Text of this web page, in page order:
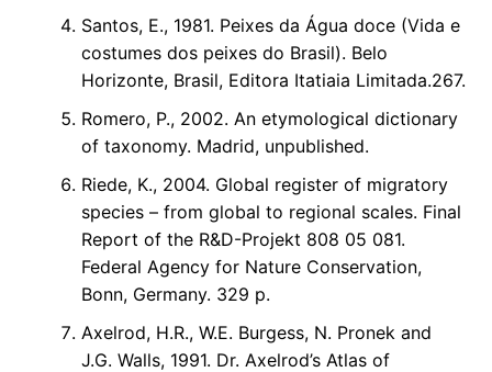
Santos, E., 1981. Peixes da Água doce (Vida e
costumes dos peixes do Brasil). Belo
Horizonte, Brasil, Editora Itatiaia Limitada.267.
Romero, P., 2002. An etymological dictionary
of taxonomy. Madrid, unpublished.
Riede, K., 2004. Global register of migratory
species – from global to regional scales. Final
Report of the R&D-Projekt 808 05 081.
Federal Agency for Nature Conservation,
Bonn, Germany. 329 p.
Axelrod, H.R., W.E. Burgess, N. Pronek and
J.G. Walls, 1991. Dr. Axelrod’s Atlas of